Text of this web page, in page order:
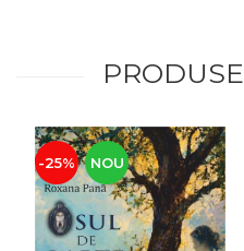
-25% NOU